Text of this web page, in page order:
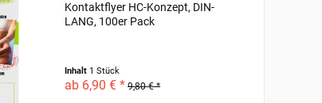
Kontaktflyer HC-Konzept, DIN-
LANG, 100er Pack
Inhalt 1 Stück
ab 6,90 € * 9,80 € *